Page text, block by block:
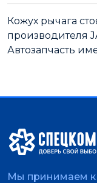
Кожух рычага
производителя
Автозапчасть
Мы принимаем к